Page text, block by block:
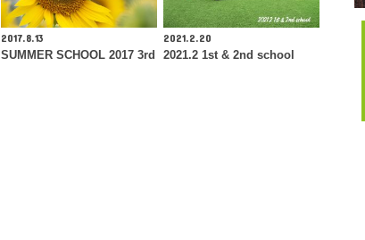
2017.8.13
SUMMER SCHOOL 2017 3rd
2021.2.20
2021.2 1st & 2nd school